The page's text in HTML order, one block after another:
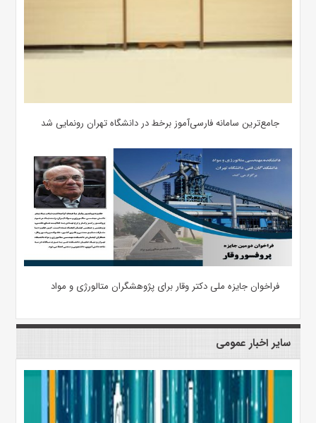
جامع‌ترین سامانه فارسی‌آموز برخط در دانشگاه تهران رونمایی شد
فراخوان جایزه ملی دکتر وقار برای پژوهشگران متالورژی و مواد
سایر اخبار عمومی